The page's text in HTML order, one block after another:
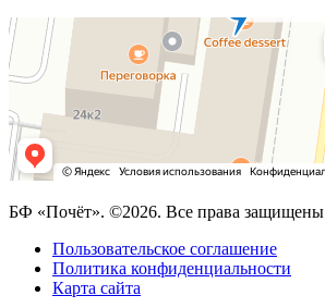
БФ «Почёт». ©2026. Все права защищены
Пользовательское соглашение
Политика конфиденциальности
Карта сайта